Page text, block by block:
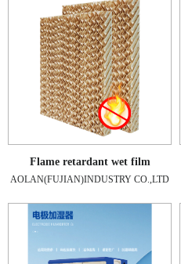
Flame retardant wet film
AOLAN(FUJIAN)INDUSTRY CO.,LTD